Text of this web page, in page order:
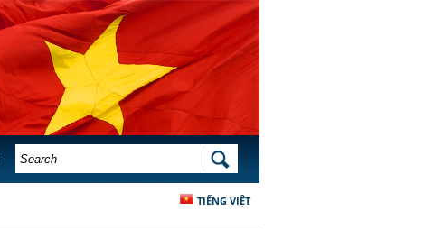
SEARCH FORM SEARCH
TIẾNG VIỆT